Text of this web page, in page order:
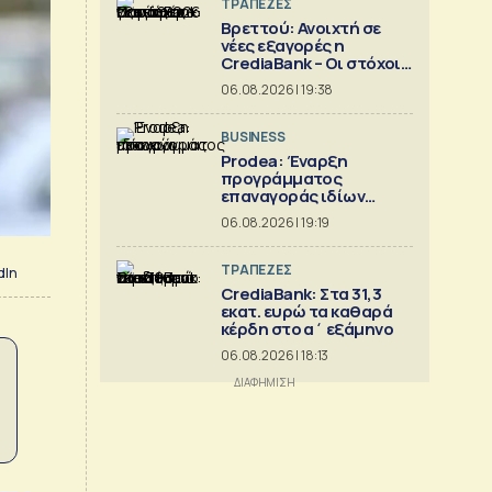
ΤΡΑΠΕΖΕΣ
Βρεττού: Ανοιχτή σε
νέες εξαγορές η
CrediaBank – Οι στόχοι
για το 2026
06.08.2026 | 19:38
BUSINESS
Prodea: Έναρξη
προγράμματος
επαναγοράς ιδίων
μετοχών
06.08.2026 | 19:19
ΤΡΑΠΕΖΕΣ
CrediaBank: Στα 31,3
εκατ. ευρώ τα καθαρά
κέρδη στο α΄ εξάμηνο
06.08.2026 | 18:13